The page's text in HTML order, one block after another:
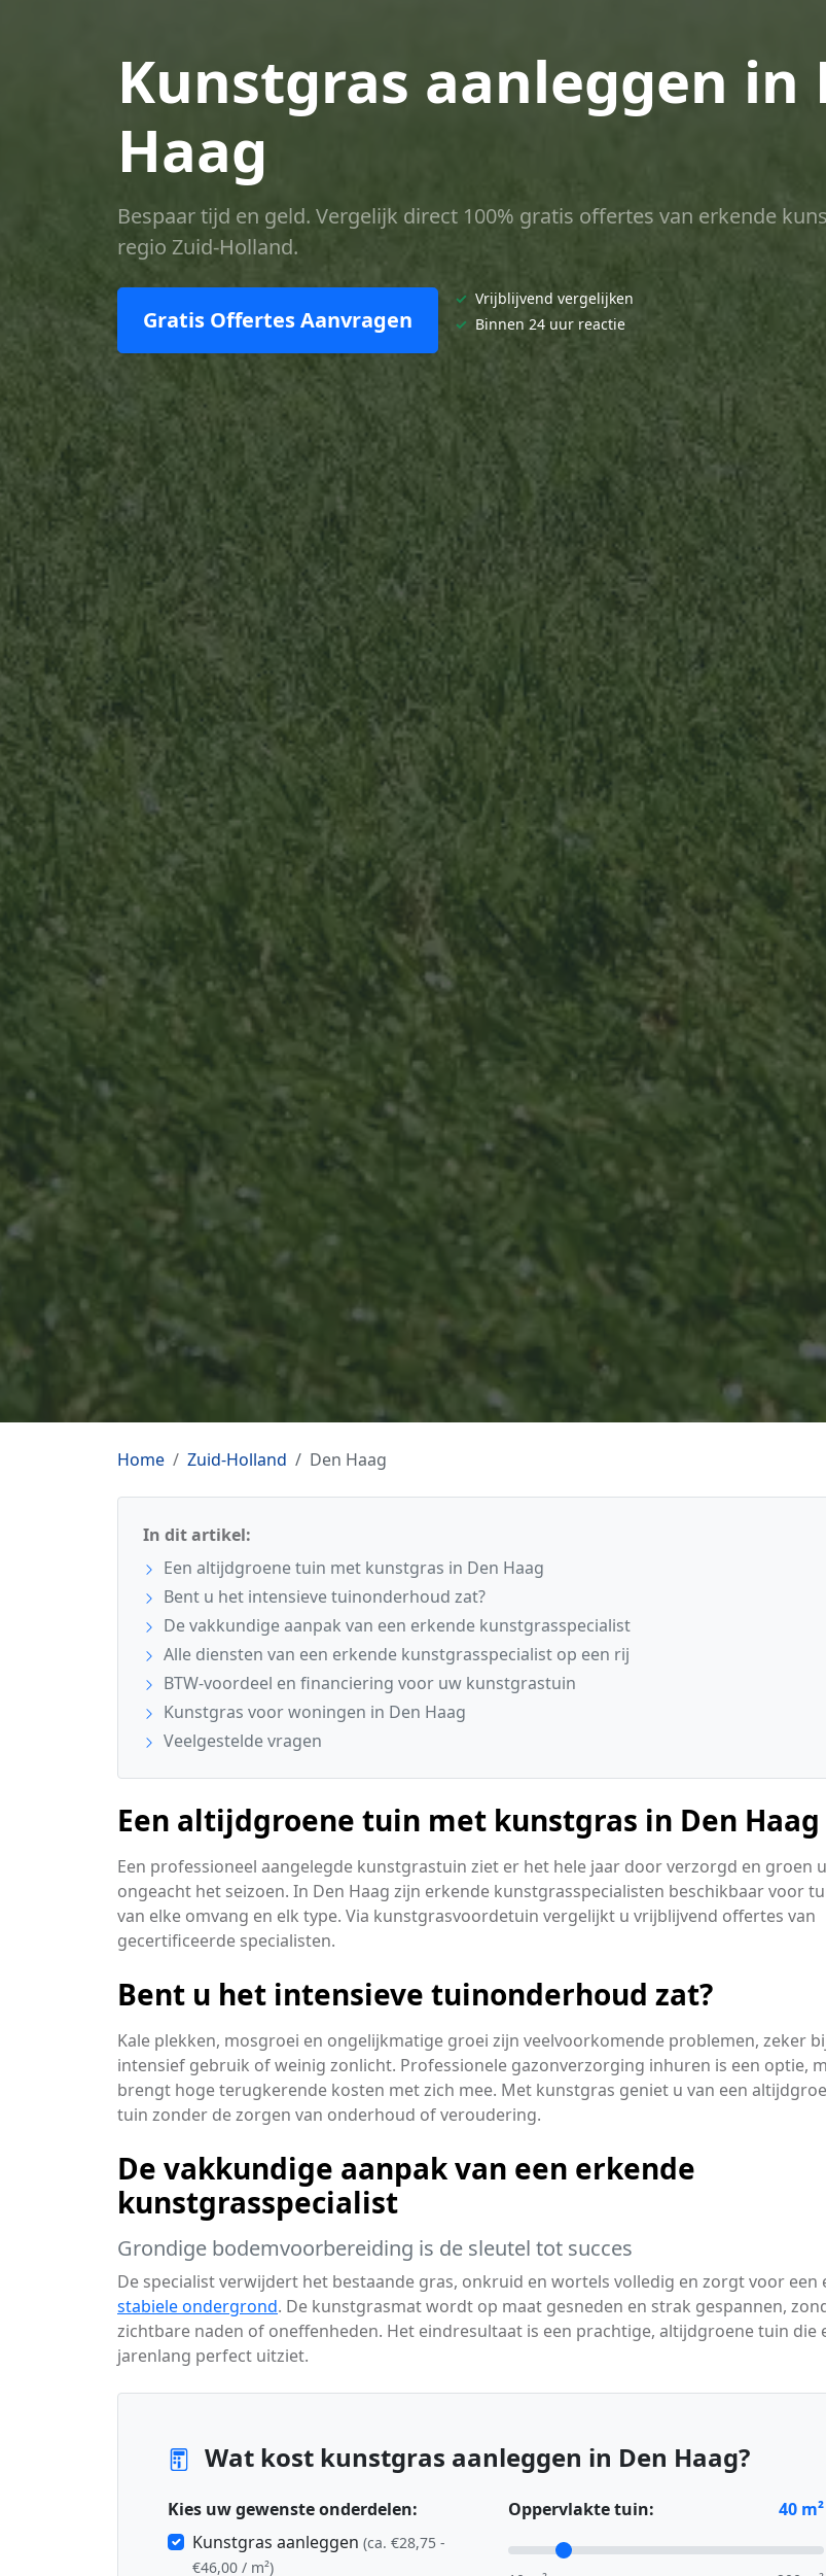
Kunstgras aanleggen in
Haag
Bespaar tijd en geld. Vergelijk direct 100% gratis offertes van erkende
regio Zuid-Holland.
Gratis Offertes Aanvragen
✓ Vrijblijvend vergelijken
✓ Binnen 24 uur reactie
Home Zuid-Holland Den Haag
In dit artikel:
Een altijdgroene tuin met kunstgras in Den Haag
Bent u het intensieve tuinonderhoud zat?
De vakkundige aanpak van een erkende kunstgrasspecialist
Alle diensten van een erkende kunstgrasspecialist op een rij
BTW-voordeel en financiering voor uw kunstgrastuin
Kunstgras voor woningen in Den Haag
Veelgestelde vragen
Een altijdgroene tuin met kunstgras in Den Haag
Een professioneel aangelegde kunstgrastuin ziet er het hele jaar door verzorgd en groen
ongeacht het seizoen. In Den Haag zijn erkende kunstgrasspecialisten beschikbaar voor
van elke omvang en elk type. Via kunstgrasvoordetuin vergelijkt u vrijblijvend offertes van
gecertificeerde specialisten.
Bent u het intensieve tuinonderhoud zat?
Kale plekken, mosgroei en ongelijkmatige groei zijn veelvoorkomende problemen, zeker
intensief gebruik of weinig zonlicht. Professionele gazonverzorging inhuren is een optie,
brengt hoge terugkerende kosten met zich mee. Met kunstgras geniet u van een
tuin zonder de zorgen van onderhoud of veroudering.
De vakkundige aanpak van een erkende
kunstgrasspecialist
Grondige bodemvoorbereiding is de sleutel tot succes
De specialist verwijdert het bestaande gras, onkruid en wortels volledig en zorgt voor een
stabiele ondergrond. De kunstgrasmat wordt op maat gesneden en strak gespannen,
zichtbare naden of oneffenheden. Het eindresultaat is een prachtige, altijdgroene tuin die
jarenlang perfect uitziet.
Wat kost kunstgras aanleggen in Den Haag?
Kies uw gewenste onderdelen:
Kunstgras aanleggen (ca. €28,75 -
€46,00 / m²)
Oppervlakte tuin: 40 m²